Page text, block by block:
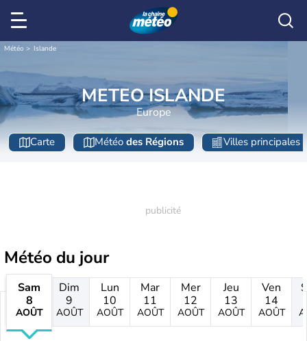
Météo Islande
METEO ISLANDE
Europe
Carte Météo des Régions Villes principales
Météo du jour
Sam
8
AOÛT
Dim
9
AOÛT
Lun
10
AOÛT
Mar
11
AOÛT
Mer
12
AOÛT
Jeu
13
AOÛT
Ven
14
AOÛT